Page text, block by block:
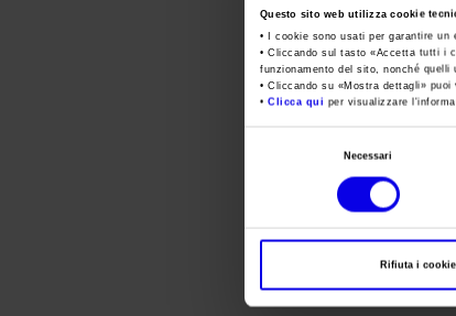
Questo sito web utilizza cookie
• I cookie sono usati per garantire
• Cliccando sul tasto «Accetta tutti i
funzionamento del sito, nonché quelli
• Cliccando su «Mostra dettagli» puoi
•Clicca qui per visualizzare
Necessari
Rifiuta i cookie